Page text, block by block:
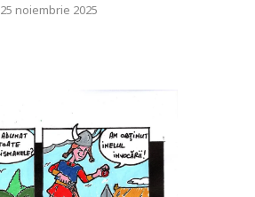
25 noiembrie 2025